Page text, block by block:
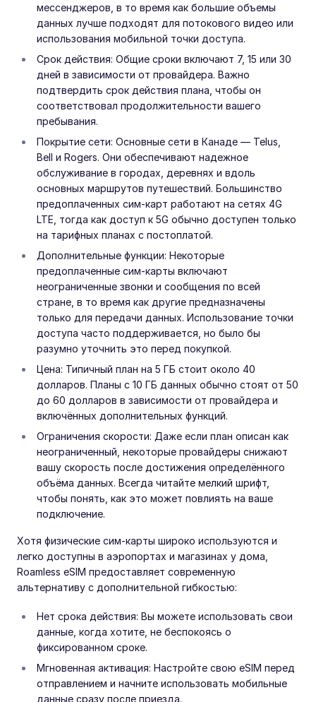
мессенджеров, в то время как большие объемы
данных лучше подходят для потокового видео или
использования мобильной точки доступа.
Срок действия: Общие сроки включают 7, 15 или 30
дней в зависимости от провайдера. Важно
подтвердить срок действия плана, чтобы он
соответствовал продолжительности вашего
пребывания.
Покрытие сети: Основные сети в Канаде — Telus,
Bell и Rogers. Они обеспечивают надежное
обслуживание в городах, деревнях и вдоль
основных маршрутов путешествий. Большинство
предоплаченных сим-карт работают на сетях 4G
LTE, тогда как доступ к 5G обычно доступен только
на тарифных планах с постоплатой.
Дополнительные функции: Некоторые
предоплаченные сим-карты включают
неограниченные звонки и сообщения по всей
стране, в то время как другие предназначены
только для передачи данных. Использование точки
доступа часто поддерживается, но было бы
разумно уточнить это перед покупкой.
Цена: Типичный план на 5 ГБ стоит около 40
долларов. Планы с 10 ГБ данных обычно стоят от 50
до 60 долларов в зависимости от провайдера и
включённых дополнительных функций.
Ограничения скорости: Даже если план описан как
неограниченный, некоторые провайдеры снижают
вашу скорость после достижения определённого
объёма данных. Всегда читайте мелкий шрифт,
чтобы понять, как это может повлиять на ваше
подключение.
Хотя физические сим-карты широко используются и
легко доступны в аэропортах и магазинах у дома,
Roamless eSIM предоставляет современную
альтернативу с дополнительной гибкостью:
Нет срока действия: Вы можете использовать свои
данные, когда хотите, не беспокоясь о
фиксированном сроке.
Мгновенная активация: Настройте свою eSIM перед
отправлением и начните использовать мобильные
данные сразу после приезда.